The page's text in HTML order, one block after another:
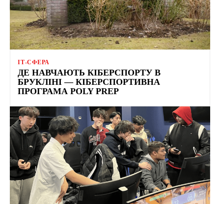
ІТ-СФЕРА
ДЕ НАВЧАЮТЬ КІБЕРСПОРТУ В
БРУКЛІНІ — КІБЕРСПОРТИВНА
ПРОГРАМА POLY PREP